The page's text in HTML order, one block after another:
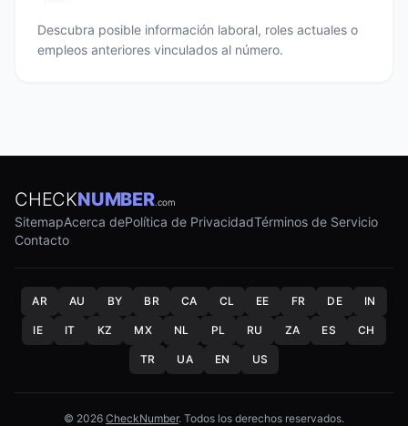
Descubra posible información laboral, roles actuales o
empleos anteriores vinculados al número.
CHECKNUMBER.com
SitemapAcerca dePolítica de PrivacidadTérminos de Servicio
Contacto
AR AU BY BR CA CL EE FR DE IN
IE IT KZ MX NL PL RU ZA ES CH
TR UA EN US
© 2026 CheckNumber. Todos los derechos reservados.